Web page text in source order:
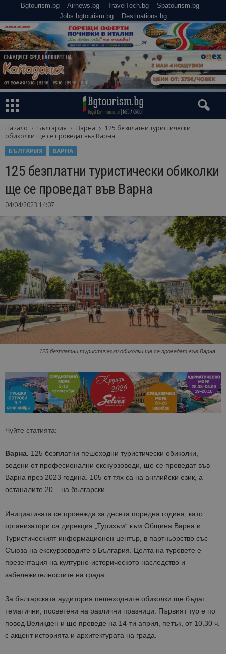
Bgtourism.bg Airnews.bg TravelTech.bg
Spatourism.bg
Jobs.bgtourism.bg
Destinations.bg
Начало България Варна
125 безплатни туристически
обиколки ще се проведат във Варна
БЪЛГАРИЯ
ВАРНА
125 безплатни туристически обиколки
ще се проведат във Варна
04/04/2023 14:07
125 безплатни туристически обиколки ще се проведат във Варна
Чуйте статията:
Варна. 125 безплатни пешеходни туристически обиколки,
водени от професионални екскурзоводи, ще се проведат във
Варна през 2023 година. 105 от тях са на английски език, а
останалите 20 – на български.
Инициативата се провежда за десета поредна година, като
организатори са дирекция „Туризъм“ към Община Варна и
Туристическият информационен център, в партньорство със
Съюза на екскурзоводите в България. Целта на туровете е
презентация на културно-историческото наследство и
забележителностите на града.
За българската аудитория пешеходните обиколки ще бъдат
тематични, посветени на различни празници. Първият тур е по
повод Великден и ще проведе на 14-ти април, петък, от 10,30 ч.
с акцент историята и архитектурата на града.